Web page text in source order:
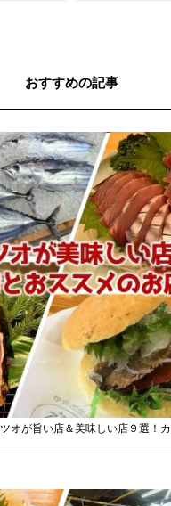
おすすめの記事
オが旨い店＆美味しい店９選！